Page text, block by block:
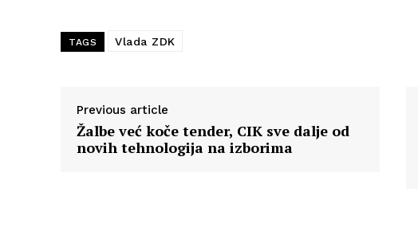
TAGS Vlada ZDK
Previous article
Žalbe već koče tender, CIK sve dalje od
novih tehnologija na izborima